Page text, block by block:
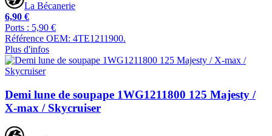
La Bécanerie
6,90 €
Ports : 5,90 €
Référence OEM: 4TE1211900.
Plus d'infos
Demi lune de soupape 1WG1211800 125 Majesty /
X-max / Skycruiser